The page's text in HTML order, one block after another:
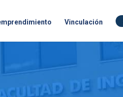
Vinculación